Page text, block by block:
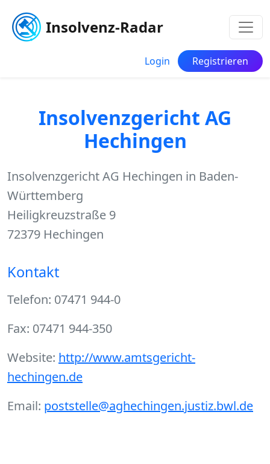
Insolvenz-Radar
Login Registrieren
Insolvenzgericht AG
Hechingen
Insolvenzgericht AG Hechingen in Baden-
Württemberg
Heiligkreuzstraße 9
72379 Hechingen
Kontakt
Telefon: 07471 944-0
Fax: 07471 944-350
Website: http://www.amtsgericht-
hechingen.de
Email: poststelle@aghechingen.justiz.bwl.de